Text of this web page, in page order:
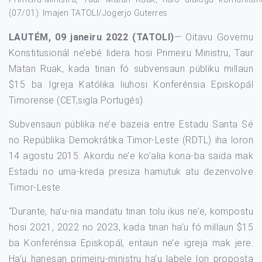
(07/01). Imajen TATOLI/Jogerjo Guterres
LAUTÉM, 09 janeiru 2022 (TATOLI)— Oitavu Governu
Konstitusionál ne’ebé lidera hosi Primeiru Ministru, Taur
Matan Ruak, kada tinan fó subvensaun públiku millaun
$15 ba Igreja Katólika liuhosi Konferénsia Episkopál
Timorense (CET,sigla Portugés).
Subvensaun públika ne’e bazeia entre Estadu Santa Sé
no Repúblika Demokrátika Timor-Leste (RDTL) iha loron
14 agostu 2015. Akordu ne’e ko’alia kona-ba saida mak
Estadu no uma-kreda presiza hamutuk atu dezenvolve
Timor-Leste.
“Durante, ha’u-nia mandatu tinan tolu ikus ne’e, kompostu
hosi 2021, 2022 no 2023, kada tinan ha’u fó millaun $15
ba Konferénsia Episkopál, entaun ne’e igreja mak jere.
Ha’u hanesan primeiru-ministru ha’u labele lori proposta